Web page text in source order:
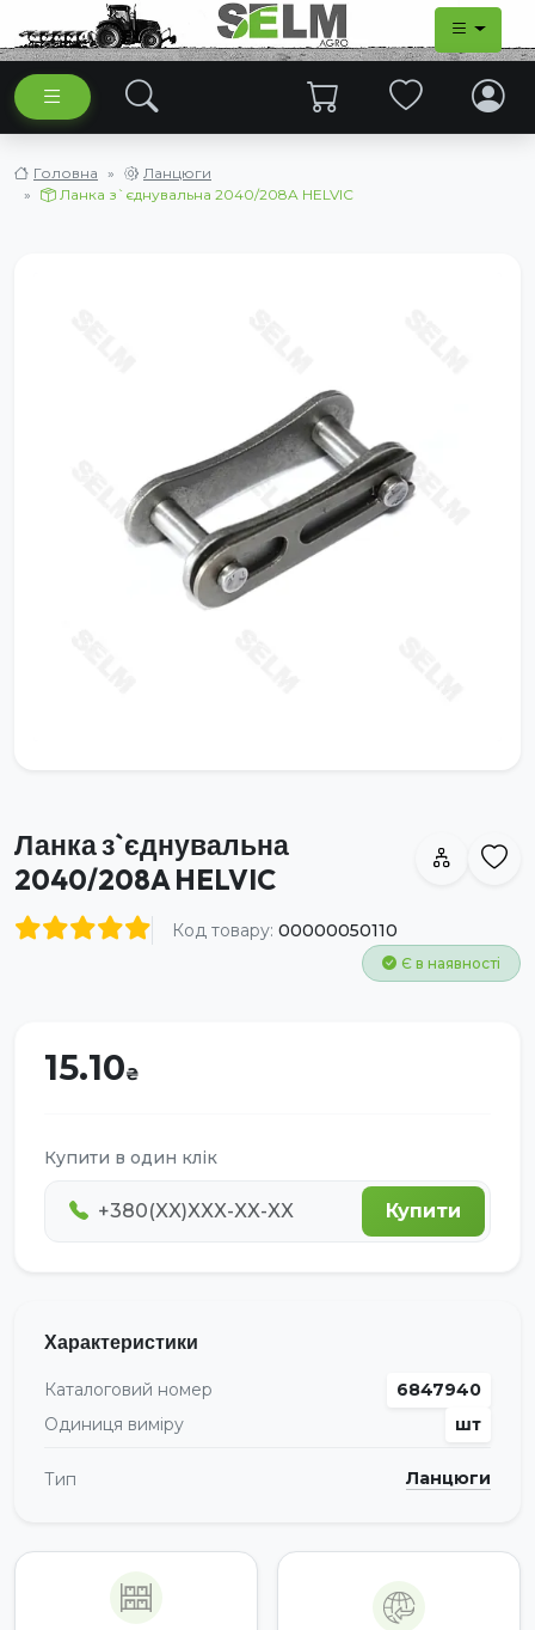
Головна
Ланцюги
Ланка з`єднувальна 2040/208A HELVIC
Ланка з`єднувальна
2040/208A HELVIC
Код товару: 00000050110
Є в наявності
15.10
Купити в один клік
Купити
Характеристики
Каталоговий номер
6847940
Одиниця виміру
шт
Тип Ланцюги